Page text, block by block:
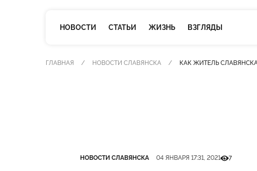
НОВОСТИ СТАТЬИ ЖИЗНЬ ВЗГЛЯДЫ
ГЛАВНАЯ НОВОСТИ СЛАВЯНСКА КАК ЖИТЕЛЬ
НОВОСТИ СЛАВЯНСКА 04 ЯНВАРЯ 17:31, 2021Кількість
7